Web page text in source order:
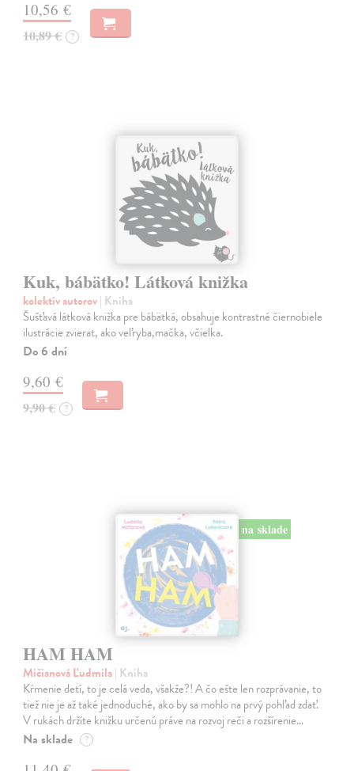
10,56 €
10,89 € ?
Kuk, bábätko! Látková knižka
kolektív autorov| Kniha
Šušťavá látková knižka pre bábätká, obsahuje kontrastné čiernobiele
ilustrácie zvierat, ako veľryba,mačka, včielka.
Do 6 dní
9,60 €
9,90 € ?
na sklade
HAM HAM
Mičianová Ľudmila| Kniha
Kŕmenie detí, to je celá veda, všakže?! A čo ešte len rozprávanie, to
tiež nie je až také jednoduché, ako by sa mohlo na prvý pohľad zdať.
V rukách držíte knižku určenú práve na rozvoj reči a rozšírenie…
Na sklade ?